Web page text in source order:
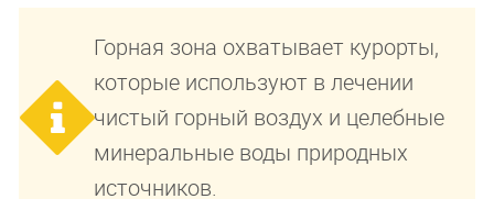
Горная зона охватывает курорты,
которые используют в лечении
чистый горный воздух и целебные
минеральные воды природных
источников.